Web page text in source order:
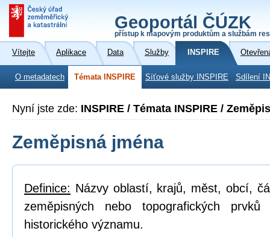
Geoportál ČÚZK
přístup k mapovým produktům a službám
Vítejte Aplikace Data Služby INSPIRE
O metadatech Témata INSPIRE Síťové služby INSPIRE Sdílení
Nyní jste zde: INSPIRE / Témata INSPIRE /
Zeměpisná jména
Definice: Názvy oblastí, krajů, měst, obcí,
zeměpisných nebo topografických
historického významu.